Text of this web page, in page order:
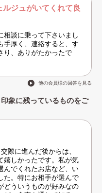
ジュがいてくれて良
相談に乗って下さいまし
手厚く、連絡すると、す
り、ありがたかったで
他の会員様の回答を見る
象に残っているものをご
際に進んだ後からは、
嬉しかったです。私が気
んでくれたお店など、い
た。特にお相手が選んで
どういうものが好みなの